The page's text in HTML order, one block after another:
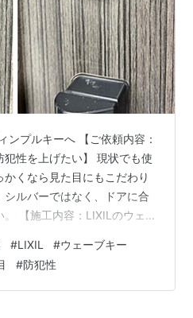
ンプルキーへ 【ご依頼内容：
犯性を上げたい】 現状でも使
くなら見た目にもこだわり
ルバーではなく、ドアに合
【施工内容：LIXILのウェー
るリフォーム業者様を通じ
住宅のお客様です。 玄関ド
のウェーブキーが上下2箇所
#LIXIL #ウェーブキー
#防犯性